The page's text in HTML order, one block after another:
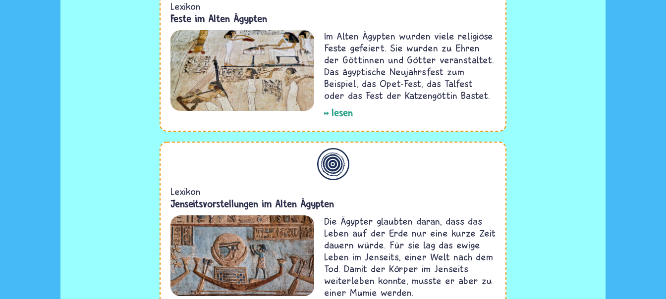
Lexikon
Feste im Alten Ägypten
Im Alten Ägypten wurden viele religiöse
Feste gefeiert. Sie wurden zu Ehren
der Göttinnen und Götter veranstaltet.
Das ägyptische Neujahrsfest zum
Beispiel, das Opet-Fest, das Talfest
oder das Fest der Katzengöttin Bastet.
lesen
Lexikon
Jenseitsvorstellungen im Alten Ägypten
Die Ägypter glaubten daran, dass das
Leben auf der Erde nur eine kurze Zeit
dauern würde. Für sie lag das ewige
Leben im Jenseits, einer Welt nach dem
Tod. Damit der Körper im Jenseits
weiterleben konnte, musste er aber zu
einer Mumie werden.